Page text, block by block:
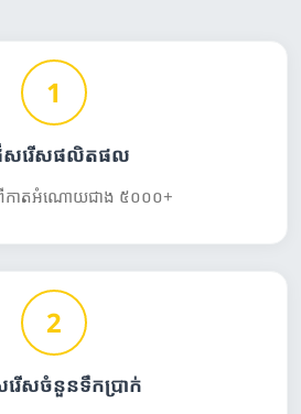
1
សរើសផលិតផល
ពីកាតអំណោយជាង ៥០០០+
2
រើសចំនួនទឹកប្រាក់